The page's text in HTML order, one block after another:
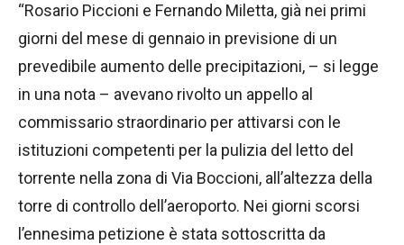
“Rosario Piccioni e Fernando Miletta, già nei primi
giorni del mese di gennaio in previsione di un
prevedibile aumento delle precipitazioni, – si legge
in una nota – avevano rivolto un appello al
commissario straordinario per attivarsi con le
istituzioni competenti per la pulizia del letto del
torrente nella zona di Via Boccioni, all’altezza della
torre di controllo dell’aeroporto. Nei giorni scorsi
l’ennesima petizione è stata sottoscritta da